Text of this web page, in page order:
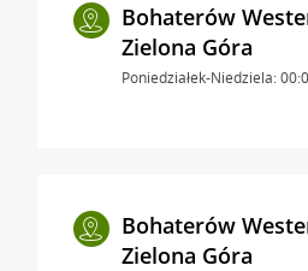
Bohaterów
Zielona Góra
Poniedziałek-Niedziela:
Bohaterów
Zielona Góra